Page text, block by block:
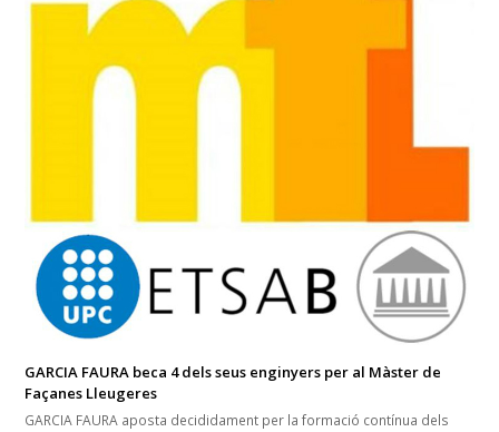
GARCIA FAURA beca 4 dels seus enginyers per al Màster de
Façanes Lleugeres
GARCIA FAURA aposta decididament per la formació contínua dels